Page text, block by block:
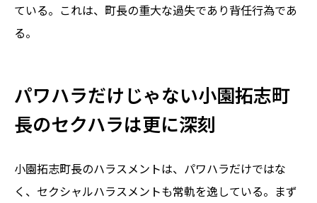
ている。これは、町長の重大な過失であり背任行為であ
る。
パワハラだけじゃない小園拓志町
長のセクハラは更に深刻
小園拓志町長のハラスメントは、パワハラだけではな
く、セクシャルハラスメントも常軌を逸している。まず